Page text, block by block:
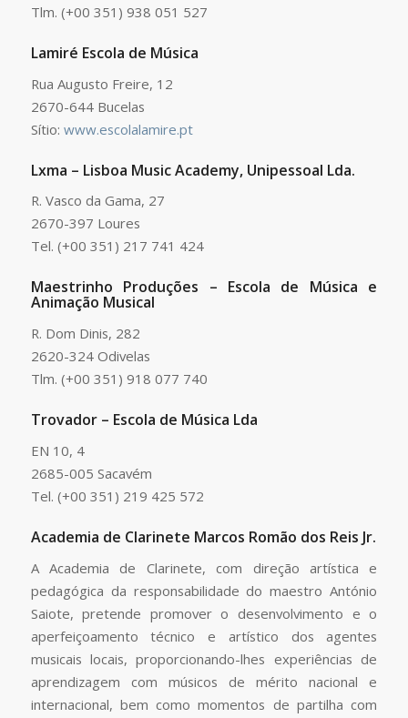
Tlm. (+00 351) 938 051 527
Lamiré Escola de Música
Rua Augusto Freire, 12
2670-644 Bucelas
Sítio: www.escolalamire.pt
Lxma – Lisboa Music Academy, Unipessoal Lda.
R. Vasco da Gama, 27
2670-397 Loures
Tel. (+00 351) 217 741 424
Maestrinho Produções – Escola de Música e
Animação Musical
R. Dom Dinis, 282
2620-324 Odivelas
Tlm. (+00 351) 918 077 740
Trovador – Escola de Música Lda
EN 10, 4
2685-005 Sacavém
Tel. (+00 351) 219 425 572
Academia de Clarinete Marcos Romão dos Reis Jr.
A Academia de Clarinete, com direção artística e
pedagógica da responsabilidade do maestro António
Saiote, pretende promover o desenvolvimento e o
aperfeiçoamento técnico e artístico dos agentes
musicais locais, proporcionando-lhes experiências de
aprendizagem com músicos de mérito nacional e
internacional, bem como momentos de partilha com